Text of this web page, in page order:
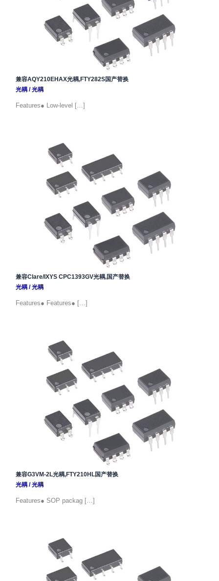
兼容AQY210EHAX光耦,FTY282S国产替换
光耦/光耦
Features● Low-level […]
兼容Clare/IXYS CPC1393GV光耦,国产替换
光耦/光耦
Features● Features● […]
兼容G3VM-2L光耦,FTY210HL国产替换
光耦/光耦
Features● SOP packag […]